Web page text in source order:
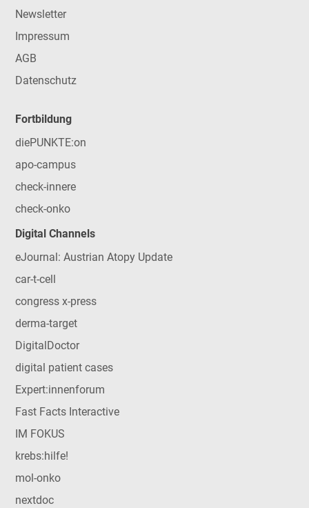
Newsletter
Impressum
AGB
Datenschutz
Fortbildung
diePUNKTE:on
apo-campus
check-innere
check-onko
Digital Channels
eJournal: Austrian Atopy Update
car-t-cell
congress x-press
derma-target
DigitalDoctor
digital patient cases
Expert:innenforum
Fast Facts Interactive
IM FOKUS
krebs:hilfe!
mol-onko
nextdoc